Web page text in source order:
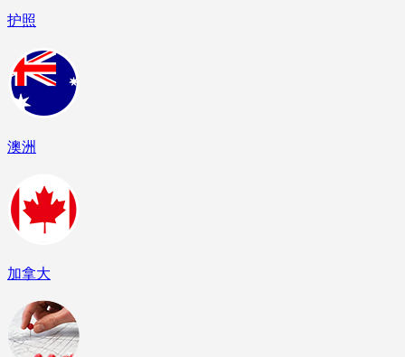
护照
澳洲
加拿大